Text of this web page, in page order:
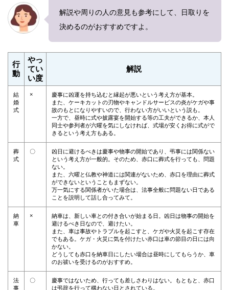
解説や周りの人の意見も参考にして、日取りを
決めるのがおすすめですよ。
行
動
やっ
てい
い度
解説
結
婚
式
×
慶事に凶運を持ち込むと縁起が悪いという考え方が基本。
また、ケーキカットの刃物やキャンドルサービスの炎がケガや事
故のもとになりやすいので、行わない方がいいという説も。
一方で、昼時に式や披露宴を開始する等の工夫ができるか、本人
同士や参列者が六曜を気にしなければ、式場が安くお得に式がで
きるという考え方もある。
葬
式
〇
凶日に避けるべきは慶事や物事の開始であり、弔事には関係ない
という考え方が一般的。そのため、赤口に葬式を行っても、問題
ない。
また、六曜と仏教や神道には関連がないため、赤口を理由に葬式
ができないということもまずない。
万一気にする関係者がいた場合は、法事全般に問題ない日である
ことを説明して話し合ってみて。
納
車
×
納車は、新しい車との付き合いが始まる日。凶日は物事の開始を
避けるべき日なので、避けたい。
また、車は事故やトラブルを起こすと、ケガや火災を起こす存在
でもある。ケガ・火災に気を付けたい赤口は車の節目の日には向
かない。
どうしても赤口を納車日にしたい場合は昼時にしてもらうか、車
のお祓いを受けるのがおすすめ。
法
事
〇
慶事ではないため、行っても差しさわりはない。もともと、赤口
は弔辞を行って構わない日とされている。